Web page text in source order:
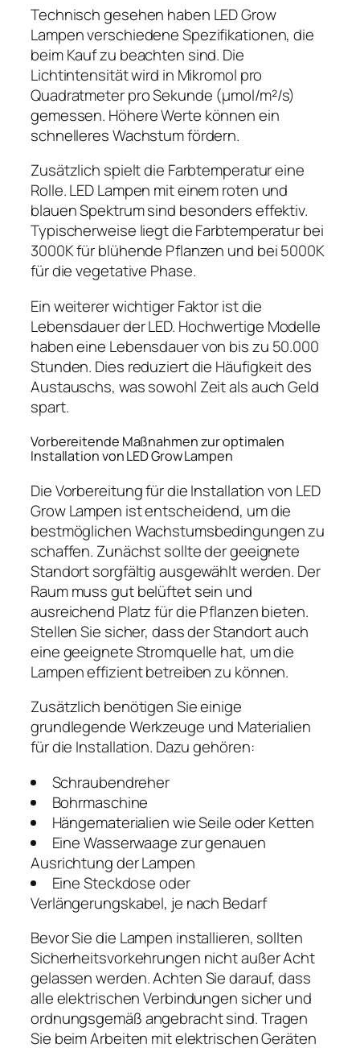
Technisch gesehen haben LED Grow
Lampen verschiedene Spezifikationen, die
beim Kauf zu beachten sind. Die
Lichtintensität wird in Mikromol pro
Quadratmeter pro Sekunde (µmol/m²/s)
gemessen. Höhere Werte können ein
schnelleres Wachstum fördern.
Zusätzlich spielt die Farbtemperatur eine
Rolle. LED Lampen mit einem roten und
blauen Spektrum sind besonders effektiv.
Typischerweise liegt die Farbtemperatur bei
3000K für blühende Pflanzen und bei 5000K
für die vegetative Phase.
Ein weiterer wichtiger Faktor ist die
Lebensdauer der LED. Hochwertige Modelle
haben eine Lebensdauer von bis zu 50.000
Stunden. Dies reduziert die Häufigkeit des
Austauschs, was sowohl Zeit als auch Geld
spart.
Vorbereitende Maßnahmen zur optimalen
Installation von LED Grow Lampen
Die Vorbereitung für die Installation von LED
Grow Lampen ist entscheidend, um die
bestmöglichen Wachstumsbedingungen zu
schaffen. Zunächst sollte der geeignete
Standort sorgfältig ausgewählt werden. Der
Raum muss gut belüftet sein und
ausreichend Platz für die Pflanzen bieten.
Stellen Sie sicher, dass der Standort auch
eine geeignete Stromquelle hat, um die
Lampen effizient betreiben zu können.
Zusätzlich benötigen Sie einige
grundlegende Werkzeuge und Materialien
für die Installation. Dazu gehören:
Schraubendreher
Bohrmaschine
Hängematerialien wie Seile oder Ketten
Eine Wasserwaage zur genauen
Ausrichtung der Lampen
Eine Steckdose oder
Verlängerungskabel, je nach Bedarf
Bevor Sie die Lampen installieren, sollten
Sicherheitsvorkehrungen nicht außer Acht
gelassen werden. Achten Sie darauf, dass
alle elektrischen Verbindungen sicher und
ordnungsgemäß angebracht sind. Tragen
Sie beim Arbeiten mit elektrischen Geräten